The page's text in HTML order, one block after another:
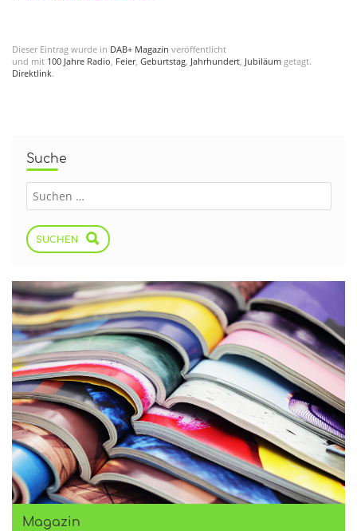
Dieser Eintrag wurde in DAB+ Magazin veröffentlicht
und mit 100 Jahre Radio, Feier, Geburtstag, Jahrhundert, Jubiläum getagt.
Direktlink.
Suche
SUCHEN
Magazin